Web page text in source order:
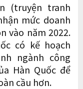
(truyện tranh
mức doanh
vào năm 2022.
có kế hoạch
ngành công
Hàn Quốc để
cầu hơn.